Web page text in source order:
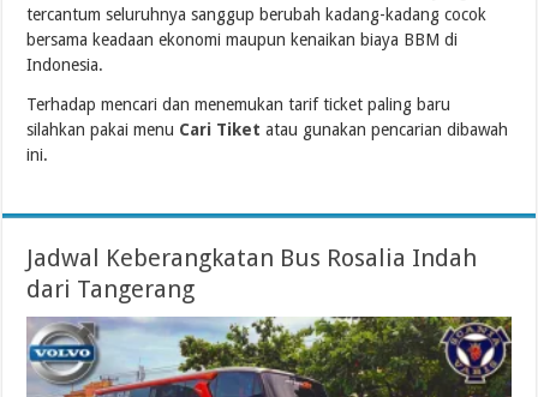
tercantum seluruhnya sanggup berubah kadang-kadang cocok
bersama keadaan ekonomi maupun kenaikan biaya BBM di
Indonesia.
Terhadap mencari dan menemukan tarif ticket paling baru
silahkan pakai menu Cari Tiket atau gunakan pencarian dibawah
ini.
Jadwal Keberangkatan Bus Rosalia Indah
dari Tangerang